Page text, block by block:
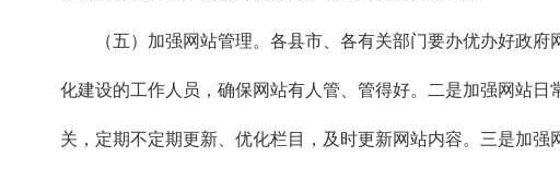
（五）加强网站管理。各县市、各有关部门要办优办好政
化建设的工作人员，确保网站有人管、管得好。二是加强网站
关，定期不定期更新、优化栏目，及时更新网站内容。三是加